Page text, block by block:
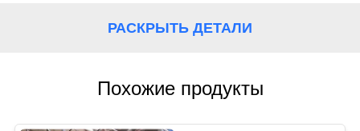
РАСКРЫТЬ ДЕТАЛИ
Похожие продукты